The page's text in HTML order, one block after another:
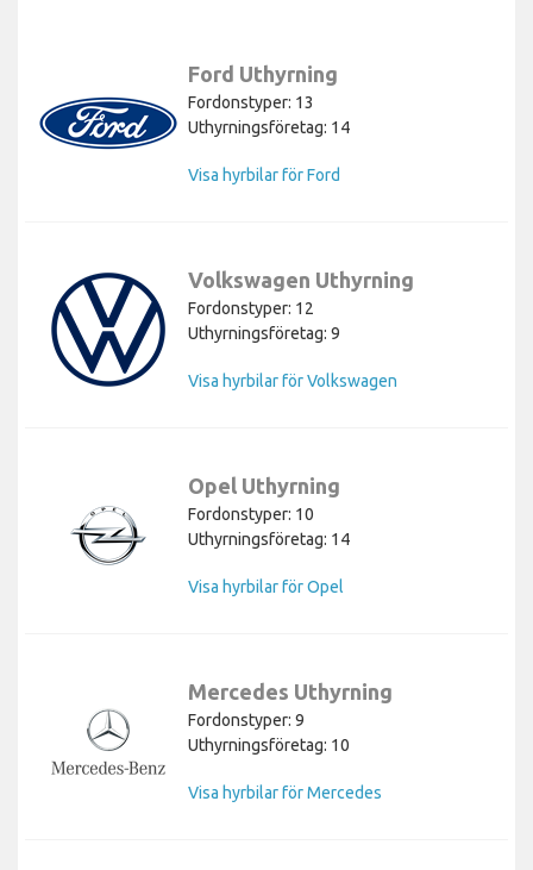
Ford Uthyrning
Fordonstyper: 13
Uthyrningsföretag: 14
Visa hyrbilar för Ford
Volkswagen Uthyrning
Fordonstyper: 12
Uthyrningsföretag: 9
Visa hyrbilar för Volkswagen
Opel Uthyrning
Fordonstyper: 10
Uthyrningsföretag: 14
Visa hyrbilar för Opel
Mercedes Uthyrning
Fordonstyper: 9
Uthyrningsföretag: 10
Visa hyrbilar för Mercedes